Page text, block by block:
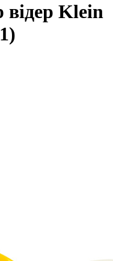
відер Klein